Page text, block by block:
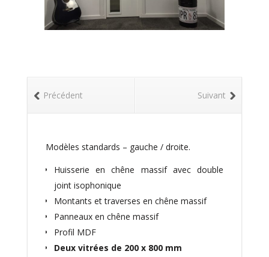
Suivant
Précédent
Modèles standards – gauche / droite.
Huisserie en chêne massif avec double
joint isophonique
Montants et traverses en chêne massif
Panneaux en chêne massif
Profil MDF
Deux vitrées de 200 x 800 mm